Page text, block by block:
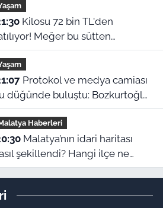
Kilosu 72 bin TL'den
Meğer bu sütten
Protokol ve medya camiası
düğünde buluştu: Bozkurtoğlu
mutlu günü
Haberleri
Malatya’nın idari haritası
şekillendi? Hangi ilçe ne
ilçe oldu?